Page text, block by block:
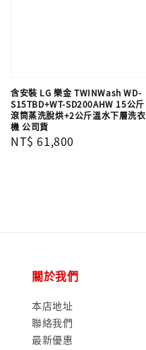
含安裝 LG 樂金 TWINWash WD-
S15TBD+WT-SD200AHW 15公斤
滾筒蒸洗脫烘+2公斤溫水下層洗衣
機 公司貨
Regular
NT$ 61,800
關於我們
本店地址
聯絡我們
最新優惠